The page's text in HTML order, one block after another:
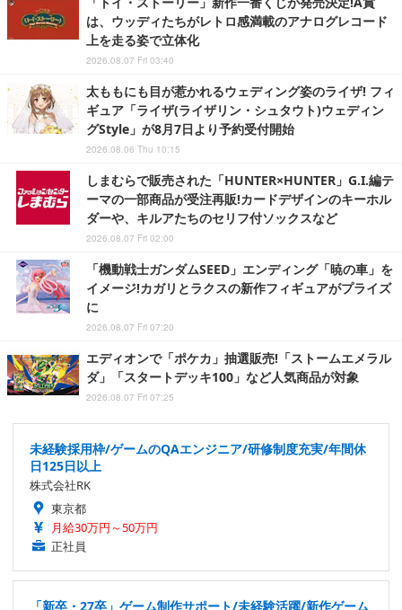
は、ウッディたちがレトロ感満載のアナログレコード
上を走る姿で立体化
2026.08.07 Fri 03:40
太ももにも目が惹かれるウェディング姿のライザ! フィ
ギュア「ライザ(ライザリン・シュタウト)ウェディン
グStyle」が8月7日より予約受付開始
2026.08.06 Thu 10:15
しまむらで販売された「HUNTER×HUNTER」G.I.編テ
ーマの一部商品が受注再販!カードデザインのキーホル
ダーや、キルアたちのセリフ付ソックスなど
2026.08.07 Fri 02:00
「機動戦士ガンダムSEED」エンディング「暁の車」を
イメージ!カガリとラクスの新作フィギュアがプライズ
に
2026.08.07 Fri 07:20
エディオンで「ポケカ」抽選販売!「ストームエメラル
ダ」「スタートデッキ100」など人気商品が対象
2026.08.07 Fri 07:25
未経験採用枠/ゲームのQAエンジニア/研修制度充実/年間休
日125日以上
株式会社RK
東京都
月給30万円～50万円
正社員
「新卒・27卒」ゲーム制作サポート/未経験活躍/新作ゲーム